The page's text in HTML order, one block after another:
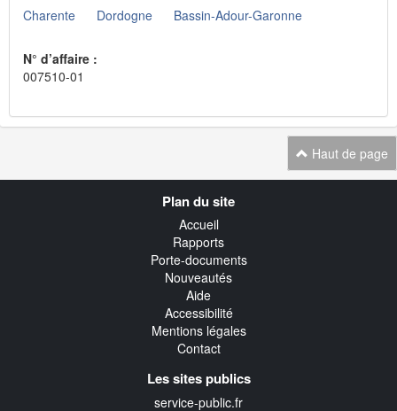
Charente
Dordogne Bassin-Adour-Garonne
N° d’affaire :
007510-01
Haut de page
Plan du site
Accueil
Rapports
Porte-documents
Nouveautés
Aide
Accessibilité
Mentions légales
Contact
Les sites publics
service-public.fr